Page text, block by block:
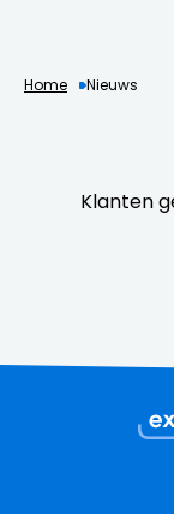
Home Nieuws
Klanten